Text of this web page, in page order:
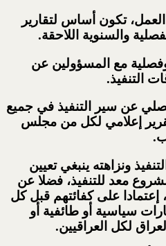
تكون أساس لتقارير
والسنوية اللاحقة.
مع المسؤولين عن
التنفيذ.
عن سير التنفيذ في جميع
إعلامي لكل من مجلس
ونزاهته ينبغي تعيين
معد للتنفيذ، فضلا عن
إعتمادا على كفائتهم قبل كل
سياسية أو طائفية أو
لكل العراقيين.